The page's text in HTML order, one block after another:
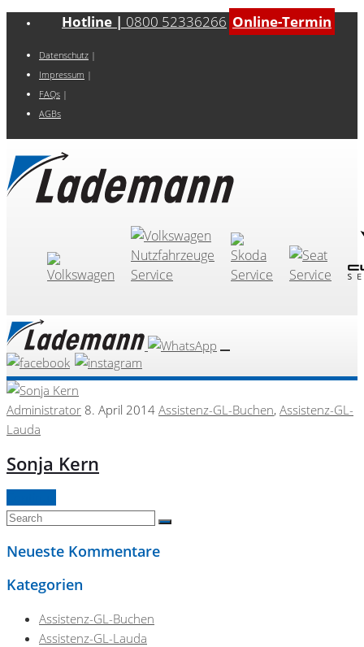
Hotline | 0800 52336266 Online-Termin
Datenschutz |
Impressum |
FAQs |
AGBs
Administrator 8. April 2014 Assistenz-GL-Buchen, Assistenz-GL-
Lauda
Sonja Kern
Neueste Kommentare
Kategorien
Assistenz-GL-Buchen
Assistenz-GL-Lauda